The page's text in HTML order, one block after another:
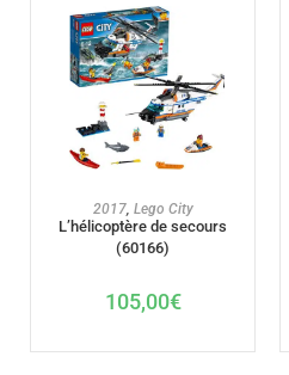
AJOUTER AU PANIER
2017, Lego City
L’hélicoptère de secours
(60166)
105,00€